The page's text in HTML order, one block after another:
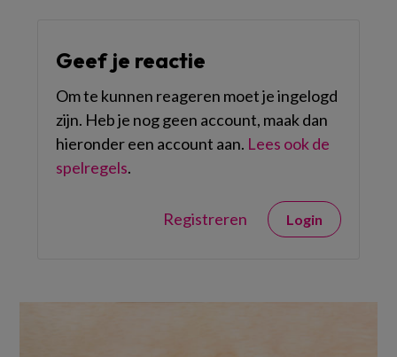
Geef je reactie
Om te kunnen reageren moet je ingelogd
zijn. Heb je nog geen account, maak dan
hieronder een account aan. Lees ook de
spelregels.
Registreren Login